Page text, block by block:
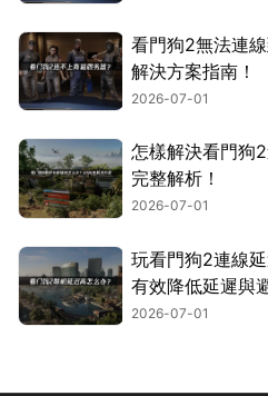
看門狗2無法連
解決方案指南！
2026-07-01
怎樣解決看門狗
完整解析！
2026-07-01
玩看門狗2連線
有效降低延遲與
2026-07-01